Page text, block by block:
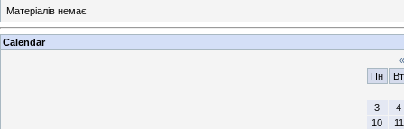
Матеріалів немає
Calendar
«
Пн
Вт
3
4
10
11